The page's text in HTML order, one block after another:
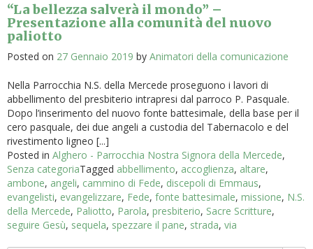
“La bellezza salverà il mondo” –
Presentazione alla comunità del nuovo
paliotto
Posted on 27 Gennaio 2019 by Animatori della comunicazione
Nella Parrocchia N.S. della Mercede proseguono i lavori di
abbellimento del presbiterio intrapresi dal parroco P. Pasquale.
Dopo l’inserimento del nuovo fonte battesimale, della base per il
cero pasquale, dei due angeli a custodia del Tabernacolo e del
rivestimento ligneo [...]
Posted in Alghero - Parrocchia Nostra Signora della Mercede,
Senza categoriaTagged abbellimento, accoglienza, altare,
ambone, angeli, cammino di Fede, discepoli di Emmaus,
evangelisti, evangelizzare, Fede, fonte battesimale, missione, N.S.
della Mercede, Paliotto, Parola, presbiterio, Sacre Scritture,
seguire Gesù, sequela, spezzare il pane, strada, via